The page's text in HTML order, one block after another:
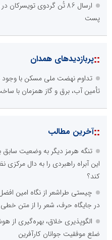
ارسال 86 تُن گردوی
پست
::پربازدیدهای همدان
تداوم نهضت ملی مسکن با وجود
تأمین آب، برق و گاز همزمان با
::آخرین مطالب
تنگه هرمز دیگر به وضعیت سابق
این آبراه راهبردی را به دال
کند؟
چیستی طراشعر از نگاه امین
در جایگاه حرف، شعر را از متن
الگوپذیری خلاق، بهره‌گیری
ضلع موفقیت جوانان کارآفرین